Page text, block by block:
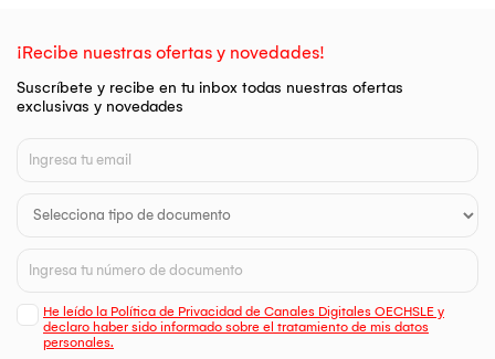
¡Recibe nuestras ofertas y novedades!
Suscríbete y recibe en tu inbox todas nuestras ofertas
exclusivas y novedades
He leído la Política de Privacidad de Canales Digitales OECHSLE y
declaro haber sido informado sobre el tratamiento de mis datos
personales.